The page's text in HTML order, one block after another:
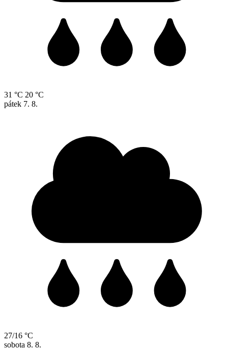
31 °C 20 °C
pátek 7. 8.
27/16 °C
sobota 8. 8.